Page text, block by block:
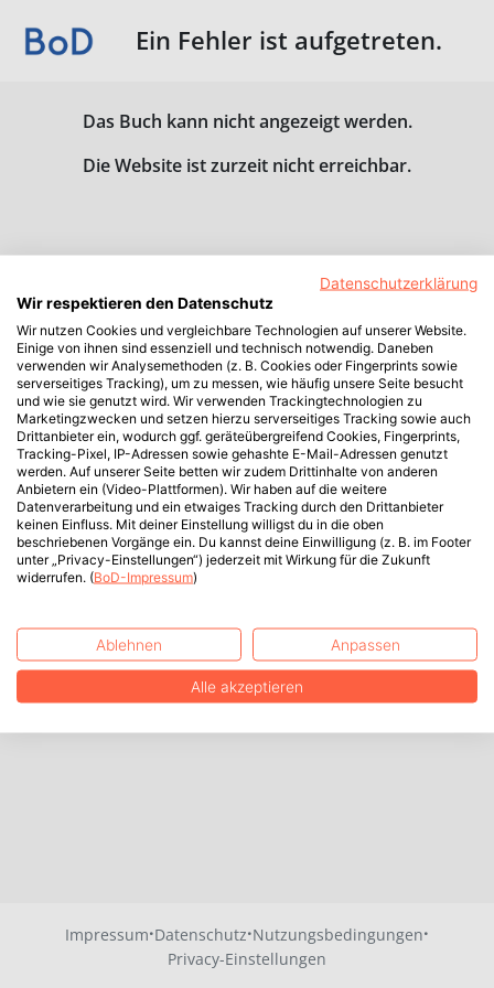
Ein Fehler ist aufgetreten.
Das Buch kann nicht angezeigt werden.
Die Website ist zurzeit nicht erreichbar.
Impressum·Datenschutz·Nutzungsbedingungen·
Privacy-Einstellungen
Datenschutzerklärung
Wir respektieren den Datenschutz
Wir nutzen Cookies und vergleichbare Technologien auf unserer Website.
Einige von ihnen sind essenziell und technisch notwendig. Daneben
verwenden wir Analysemethoden (z. B. Cookies oder Fingerprints sowie
serverseitiges Tracking), um zu messen, wie häufig unsere Seite besucht
und wie sie genutzt wird. Wir verwenden Trackingtechnologien zu
Marketingzwecken und setzen hierzu serverseitiges Tracking sowie auch
Drittanbieter ein, wodurch ggf. geräteübergreifend Cookies, Fingerprints,
Tracking-Pixel, IP-Adressen sowie gehashte E-Mail-Adressen genutzt
werden. Auf unserer Seite betten wir zudem Drittinhalte von anderen
Anbietern ein (Video-Plattformen). Wir haben auf die weitere
Datenverarbeitung und ein etwaiges Tracking durch den Drittanbieter
keinen Einfluss. Mit deiner Einstellung willigst du in die oben
beschriebenen Vorgänge ein. Du kannst deine Einwilligung (z. B. im Footer
unter „Privacy-Einstellungen“) jederzeit mit Wirkung für die Zukunft
widerrufen. (BoD-Impressum)
Ablehnen Anpassen
Alle akzeptieren